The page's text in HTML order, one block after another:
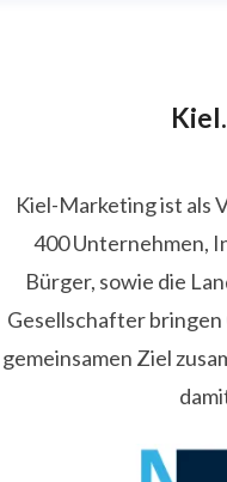
Kiel-Marketing ist als
400 Unternehmen,
Bürger, sowie die
Gesellschafter bringen
gemeinsamen Ziel